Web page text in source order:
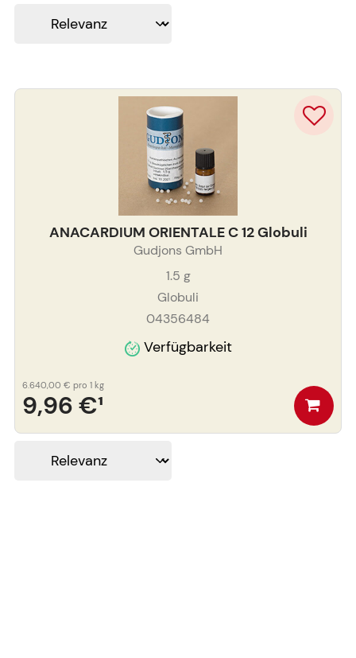
ANACARDIUM ORIENTALE C 12 Globuli
Gudjons GmbH
1.5 g
Globuli
04356484
Verfügbarkeit
9,96 €¹
6.640,00 € pro 1 kg